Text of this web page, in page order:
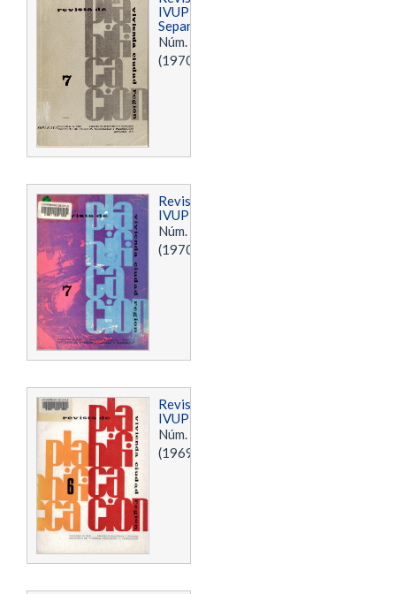
IVUPLAN:
Separata
Núm. 7
(1970)
Revista
IVUPLAN
Núm. 7
(1970)
Revista
IVUPLAN
Núm. 6
(1969)